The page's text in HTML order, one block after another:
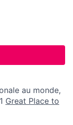
au monde,
Great Place to